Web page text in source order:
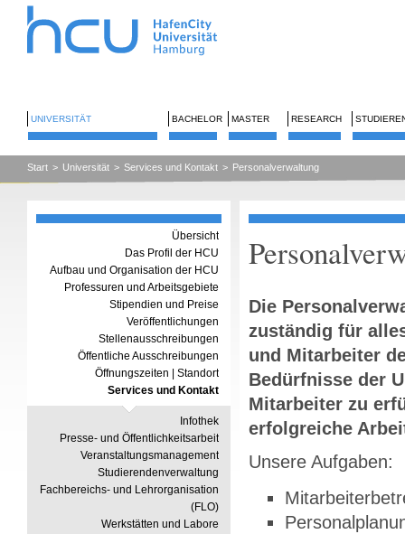
UNIVERSITÄT BACHELOR MASTER RESEARCH
Start > Universität > Services und Kontakt > Personalverwaltung
Übersicht
Das Profil der HCU
Aufbau und Organisation der HCU
Professuren und Arbeitsgebiete
Stipendien und Preise
Veröffentlichungen
Stellenausschreibungen
Öffentliche Ausschreibungen
Öffnungszeiten | Standort
Services und Kontakt
Infothek
Presse- und Öffentlichkeitsarbeit
Veranstaltungsmanagement
Studierendenverwaltung
Fachbereichs- und Lehrorganisation
(FLO)
Werkstätten und Labore
Die
zuständig für
und Mitarbeiter
Bedürfnisse der
Mitarbeiter zu
erfolgreiche
Unsere Aufgaben: